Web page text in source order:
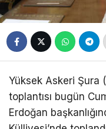
Yüksek Askeri Şura
toplantısı bugün
Erdoğan